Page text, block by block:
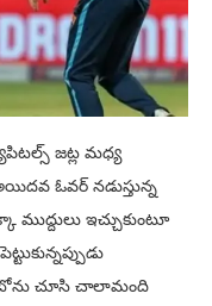
జట్ల మధ్య
ఓవర్ నడుస్తున్న
ఇచ్చుకుంటూ
చూసి చాలామంది